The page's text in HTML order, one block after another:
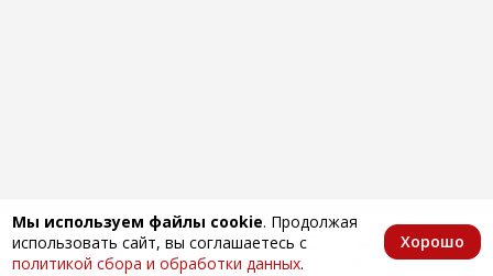
Мы используем файлы cookie. Продолжая
использовать сайт, вы соглашаетесь с
политикой сбора и обработки данных.
Хорошо
Главная КаталогИзбранноеКорзина Аккаунт